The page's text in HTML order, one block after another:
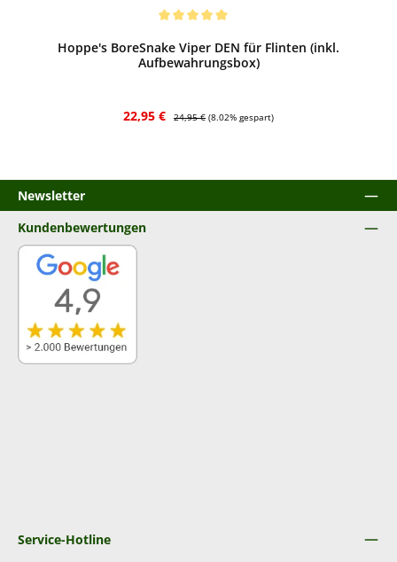
Hoppe's BoreSnake Viper DEN für Flinten (inkl.
Aufbewahrungsbox)
Verkaufspreis:
22,95 € Regulärer Preis:
24,95 € (8.02% gespart)
Newsletter
Service-Hotline
Kundenbewertungen